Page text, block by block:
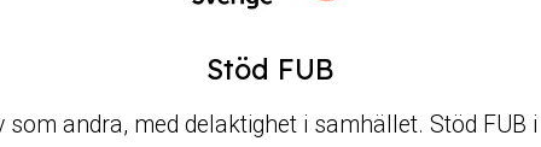
Stöd FUB
som andra, med delaktighet i samhället. Stöd FUB